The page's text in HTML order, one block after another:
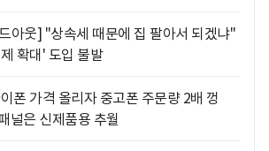
아웃] "상속세 때문에 집 팔아서 되겠냐"
확대' 도입 불발
폰 가격 올리자 중고폰 주문량 2배 껑
널은 신제품용 추월